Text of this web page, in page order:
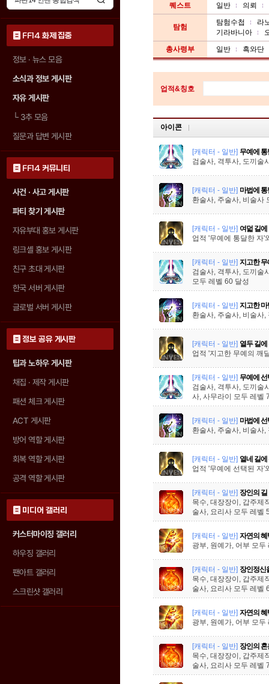
FF14 화제 집중
정보 · 뉴스 모음
소식과 정보 게시판
자유 게시판
└3추 모음
질문과 답변 게시판
FF14 커뮤니티
사건 · 사고 게시판
파티 찾기 게시판
자유부대 홍보 게시판
링크셸 홍보 게시판
친구 초대 게시판
한국 서버 게시판
글로벌 서버 게시판
정보 공유 게시판
팁과 노하우 게시판
채집 · 제작 게시판
패션 체크 게시판
ACT 게시판
방어 역할 게시판
회복 역할 게시판
공격 역할 게시판
미디어 갤러리
커스터마이징 갤러리
하우징 갤러리
팬아트 갤러리
스크린샷 갤러리
퀘스트
일반 의뢰
탐험
탐험수첩
라
기라바니아
총사령부
일반 흑와단
업적&칭호
아이콘
[캐릭터 - 일반] 무예에 통
검술사, 격투사, 도끼술
[캐릭터 - 일반] 마법에 통
환술사, 주술사, 비술사
[캐릭터 - 일반] 여덟 길에
업적 '무예에 통달한 자'
[캐릭터 - 일반] 지고한
검술사, 격투사, 도끼술
모두 레벨 60 달성
[캐릭터 - 일반] 지고한
환술사, 주술사, 비술사
[캐릭터 - 일반] 열두 길에
업적 '지고한 무예의 깨
[캐릭터 - 일반] 무예에 선
검술사, 격투사, 도끼술
사, 사무라이 모두 레벨
[캐릭터 - 일반] 마법에 선
환술사, 주술사, 비술사
[캐릭터 - 일반] 열네 길에
업적 '무예에 선택된 자'
[캐릭터 - 일반] 장인의 길
목수, 대장장이, 갑주제
술사, 요리사 모두 레벨
[캐릭터 - 일반] 자연의 혜
광부, 원예가, 어부 모두
[캐릭터 - 일반] 장인정신
목수, 대장장이, 갑주제
술사, 요리사 모두 레벨
[캐릭터 - 일반] 자연의 혜
광부, 원예가, 어부 모두
[캐릭터 - 일반] 장인의
목수, 대장장이, 갑주제
술사, 요리사 모두 레벨